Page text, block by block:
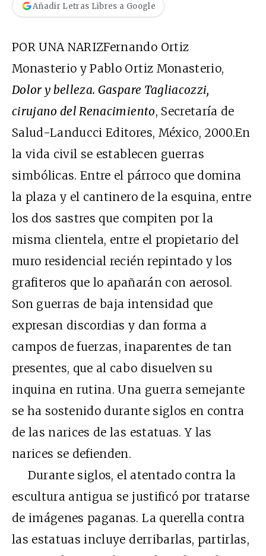
Añadir Letras Libres a Google
POR UNA NARIZFernando Ortiz
Monasterio y Pablo Ortiz Monasterio,
Dolor y belleza. Gaspare Tagliacozzi,
cirujano del Renacimiento, Secretaría de
Salud-Landucci Editores, México, 2000.En
la vida civil se establecen guerras
simbólicas. Entre el párroco que domina
la plaza y el cantinero de la esquina, entre
los dos sastres que compiten por la
misma clientela, entre el propietario del
muro residencial recién repintado y los
grafiteros que lo apañarán con aerosol.
Son guerras de baja intensidad que
expresan discordias y dan forma a
campos de fuerzas, inaparentes de tan
presentes, que al cabo disuelven su
inquina en rutina. Una guerra semejante
se ha sostenido durante siglos en contra
de las narices de las estatuas. Y las
narices se defienden.
Durante siglos, el atentado contra la
escultura antigua se justificó por tratarse
de imágenes paganas. La querella contra
las estatuas incluye derribarlas, partirlas,